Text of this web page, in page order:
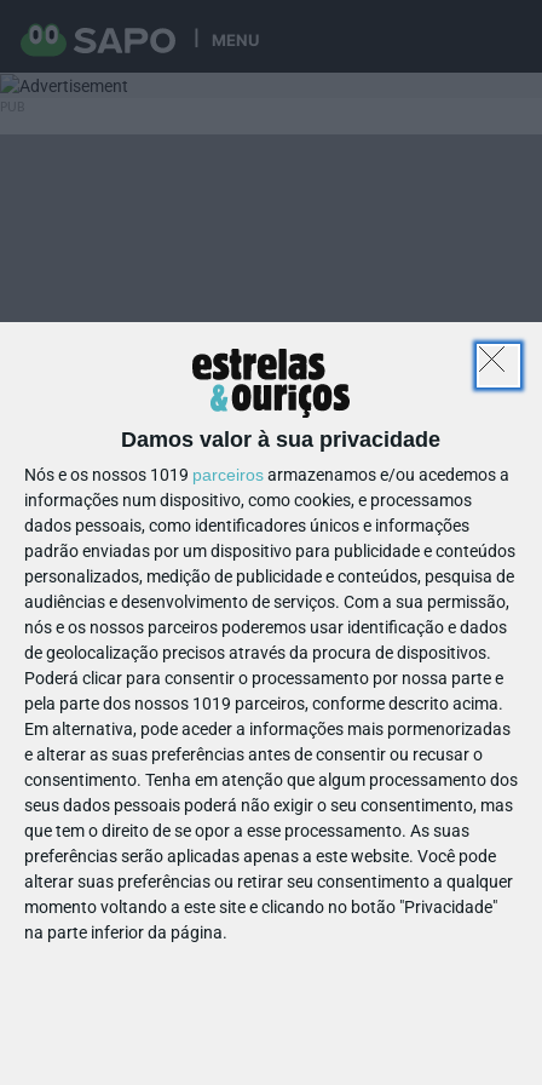
MENU
Damos valor à sua privacidade
Nós e os nossos 1019 parceirosarmazenamos e/ou acedemos a
informações num dispositivo, como cookies, e processamos
dados pessoais, como identificadores únicos e informações
padrão enviadas por um dispositivo para publicidade e conteúdos
personalizados, medição de publicidade e conteúdos, pesquisa de
audiências e desenvolvimento de serviços. Com a sua permissão,
nós e os nossos parceiros poderemos usar identificação e dados
de geolocalização precisos através da procura de dispositivos.
Poderá clicar para consentir o processamento por nossa parte e
pela parte dos nossos 1019 parceiros, conforme descrito acima.
Em alternativa, pode aceder a informações mais pormenorizadas
e alterar as suas preferências antes de consentir ou recusar o
consentimento. Tenha em atenção que algum processamento dos
seus dados pessoais poderá não exigir o seu consentimento, mas
que tem o direito de se opor a esse processamento. As suas
preferências serão aplicadas apenas a este website. Você pode
alterar suas preferências ou retirar seu consentimento a qualquer
momento voltando a este site e clicando no botão "Privacidade"
na parte inferior da página.
10
118589309176456